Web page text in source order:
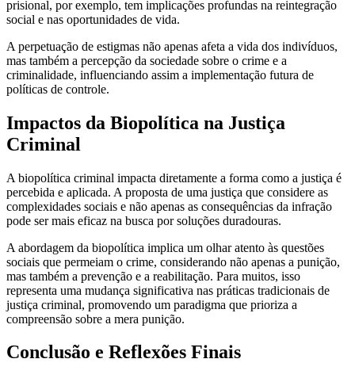
prisional, por exemplo, tem implicações profundas na reintegração
social e nas oportunidades de vida.
A perpetuação de estigmas não apenas afeta a vida dos indivíduos,
mas também a percepção da sociedade sobre o crime e a
criminalidade, influenciando assim a implementação futura de
políticas de controle.
Impactos da Biopolítica na Justiça
Criminal
A biopolítica criminal impacta diretamente a forma como a justiça é
percebida e aplicada. A proposta de uma justiça que considere as
complexidades sociais e não apenas as consequências da infração
pode ser mais eficaz na busca por soluções duradouras.
A abordagem da biopolítica implica um olhar atento às questões
sociais que permeiam o crime, considerando não apenas a punição,
mas também a prevenção e a reabilitação. Para muitos, isso
representa uma mudança significativa nas práticas tradicionais de
justiça criminal, promovendo um paradigma que prioriza a
compreensão sobre a mera punição.
Conclusão e Reflexões Finais